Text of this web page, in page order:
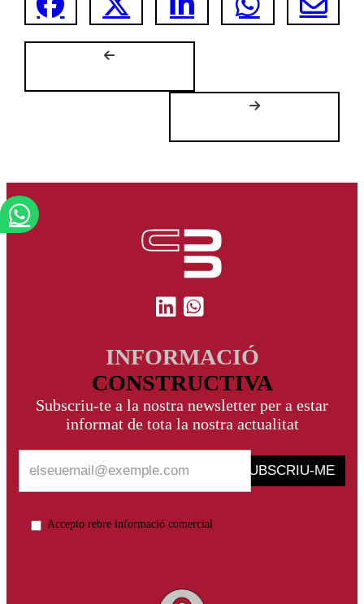
INFORMACIÓ
CONSTRUCTIVA
Subscriu-te a la nostra newsletter per a estar
informat de tota la nostra actualitat
SUBSCRIU-ME
Accepto rebre informació comercial